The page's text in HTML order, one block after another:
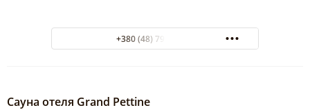
+380 (48) 795-12-64
Сауна отеля Grand Pettine